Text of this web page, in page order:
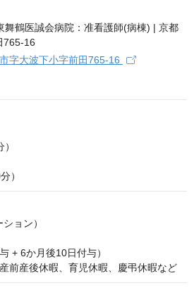
字大波下小字前田765-16
）
ョン）
+ 6か月後10日付与）
前産後休暇、育児休暇、慶弔休暇など